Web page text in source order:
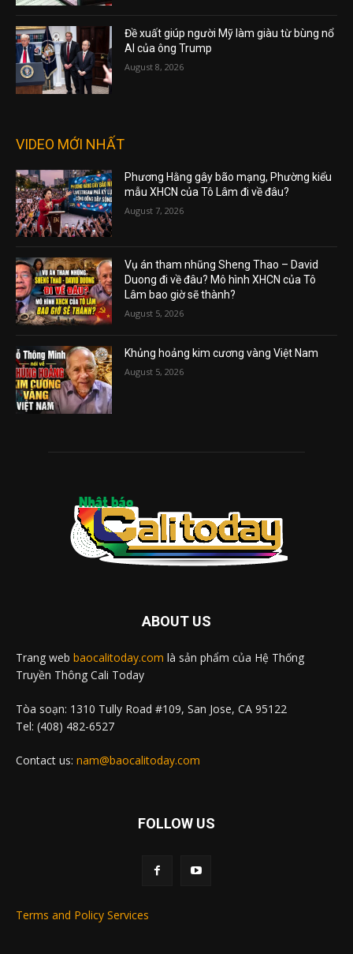
Đề xuất giúp người Mỹ làm giàu từ bùng nổ
AI của ông Trump
August 8, 2026
VIDEO MỚI NHẤT
Phương Hằng gây bão mạng, Phường kiểu
mẫu XHCN của Tô Lâm đi về đâu?
August 7, 2026
Vụ án tham nhũng Sheng Thao – David
Duong đi về đâu? Mô hình XHCN của Tô
Lâm bao giờ sẽ thành?
August 5, 2026
Khủng hoảng kim cương vàng Việt Nam
August 5, 2026
ABOUT US
Trang web baocalitoday.com là sản phẩm của Hệ Thống
Truyền Thông Cali Today
Tòa soạn: 1310 Tully Road #109, San Jose, CA 95122
Tel: (408) 482-6527
Contact us: nam@baocalitoday.com
FOLLOW US
Terms and Policy Services